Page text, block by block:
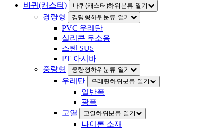
바퀴(캐스터) 바퀴(캐스터)하위분류 열기
경량형 경량형하위분류 열기
PVC 우레탄
실리콘 무소음
스텐 SUS
PT 아시바
중량형
중량형하위분류 열기
우레탄 우레탄하위분류 열기
일반폭
광폭
고열
고열하위분류 열기
나이론 소재